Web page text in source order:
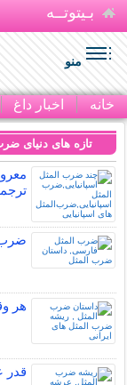
بـیتوتــه
منو
خانه اخبار داغ
تازه های دنیای
ضرب
هر
قدر